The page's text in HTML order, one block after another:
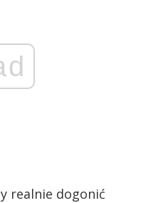
realnie dogonić